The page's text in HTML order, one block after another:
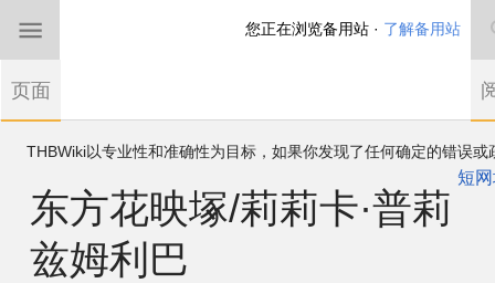
欢迎来到THBWiki！如果您是第一次来到这里，请点击右上角注册一
THBWiki以专业性和准确性为目标，如果你发现了任何确定的错误或
漏，可在登录后直接进行改正
短
东方花映塚/莉莉卡·普莉
兹姆利巴
您正在浏览备用站 · 了解备用站
页面
首页
东方Project
东方同人规约
近期新闻